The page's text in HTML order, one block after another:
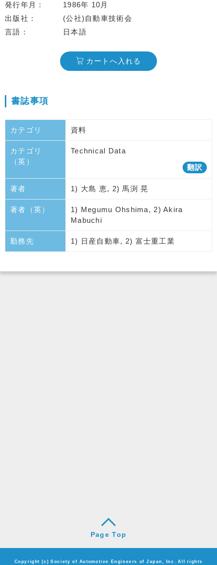
発行年月
1986年 10月
出版社
(公社)自動車技術会
言語
日本語
カートへ入れる
書誌事項
カテゴリ 資料
カテゴリ
（英）
Technical Data
翻訳
著者 1) 大島 恵, 2) 馬渕 晃
著者（英）
1) Megumu Ohshima, 2) Akira
Mabuchi
勤務先 1) 日産自動車, 2) 富士重工業
Page Top
Copyright (c) Society of Automotive Engineers of Japan, Inc. All rights